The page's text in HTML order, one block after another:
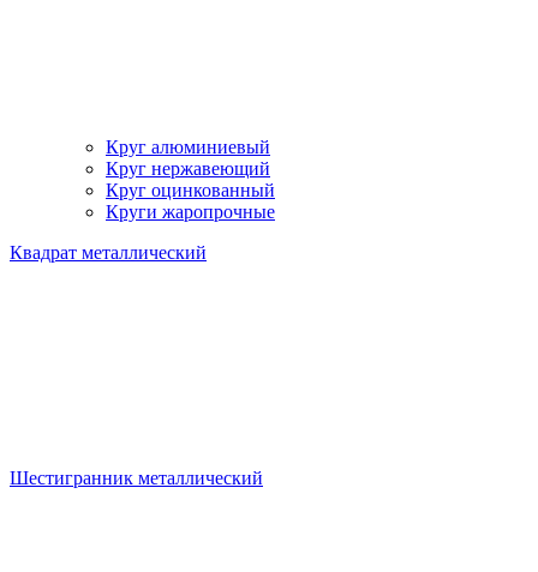
Круг алюминиевый
Круг нержавеющий
Круг оцинкованный
Круги жаропрочные
Квадрат металлический
Шестигранник металлический